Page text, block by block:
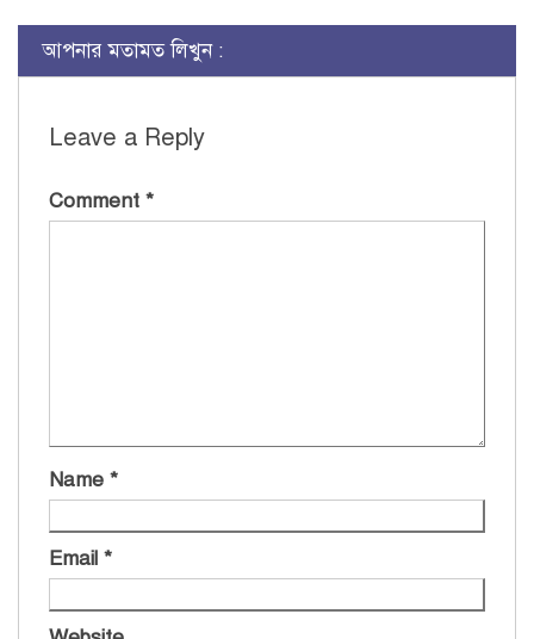
আপনার মতামত লিখুন :
Leave a Reply
Comment *
Name *
Email *